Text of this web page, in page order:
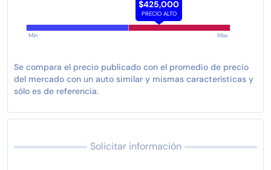
$425,000
PRECIO ALTO
Min Max
Se compara el precio publicado con el promedio de precio
del mercado con un auto similar y mismas características y
sólo es de referencia.
Solicitar información